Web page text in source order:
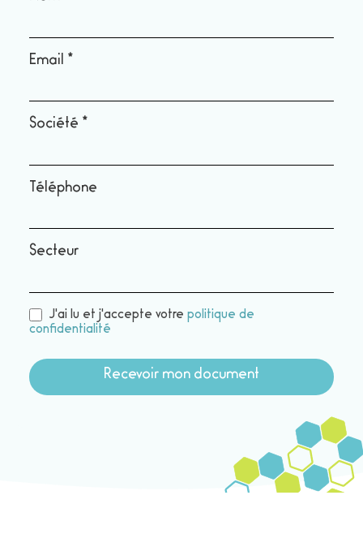
au travail
Email
Société
Téléphone
Secteur
J'ai lu et j'accepte votre politique de
confidentialité
Recevoir mon document